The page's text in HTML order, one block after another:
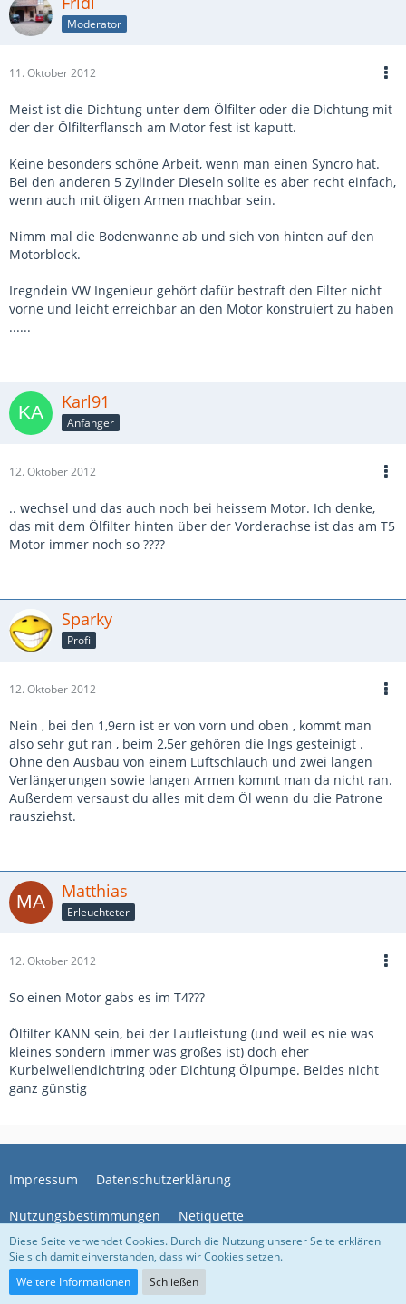
Moderator
11. Oktober 2012
Meist ist die Dichtung unter dem Ölfilter oder die Dichtung mit
der der Ölfilterflansch am Motor fest ist kaputt.
Keine besonders schöne Arbeit, wenn man einen Syncro hat.
Bei den anderen 5 Zylinder Dieseln sollte es aber recht einfach,
wenn auch mit öligen Armen machbar sein.
Nimm mal die Bodenwanne ab und sieh von hinten auf den
Motorblock.
Iregndein VW Ingenieur gehört dafür bestraft den Filter nicht
vorne und leicht erreichbar an den Motor konstruiert zu haben
......
Karl91
Anfänger
12. Oktober 2012
.. wechsel und das auch noch bei heissem Motor. Ich denke,
das mit dem Ölfilter hinten über der Vorderachse ist das am T5
Motor immer noch so ????
Sparky
Profi
12. Oktober 2012
Nein , bei den 1,9ern ist er von vorn und oben , kommt man
also sehr gut ran , beim 2,5er gehören die Ings gesteinigt .
Ohne den Ausbau von einem Luftschlauch und zwei langen
Verlängerungen sowie langen Armen kommt man da nicht ran.
Außerdem versaust du alles mit dem Öl wenn du die Patrone
rausziehst.
Matthias
Erleuchteter
12. Oktober 2012
So einen Motor gabs es im T4???
Ölfilter KANN sein, bei der Laufleistung (und weil es nie was
kleines sondern immer was großes ist) doch eher
Kurbelwellendichtring oder Dichtung Ölpumpe. Beides nicht
ganz günstig
Impressum Datenschutzerklärung
Nutzungsbestimmungen Netiquette
Community-Software:
Diese Seite verwendet Cookies. Durch die Nutzung unserer Seite erklären
Sie sich damit einverstanden, dass wir Cookies setzen.
Weitere Informationen
Schließen